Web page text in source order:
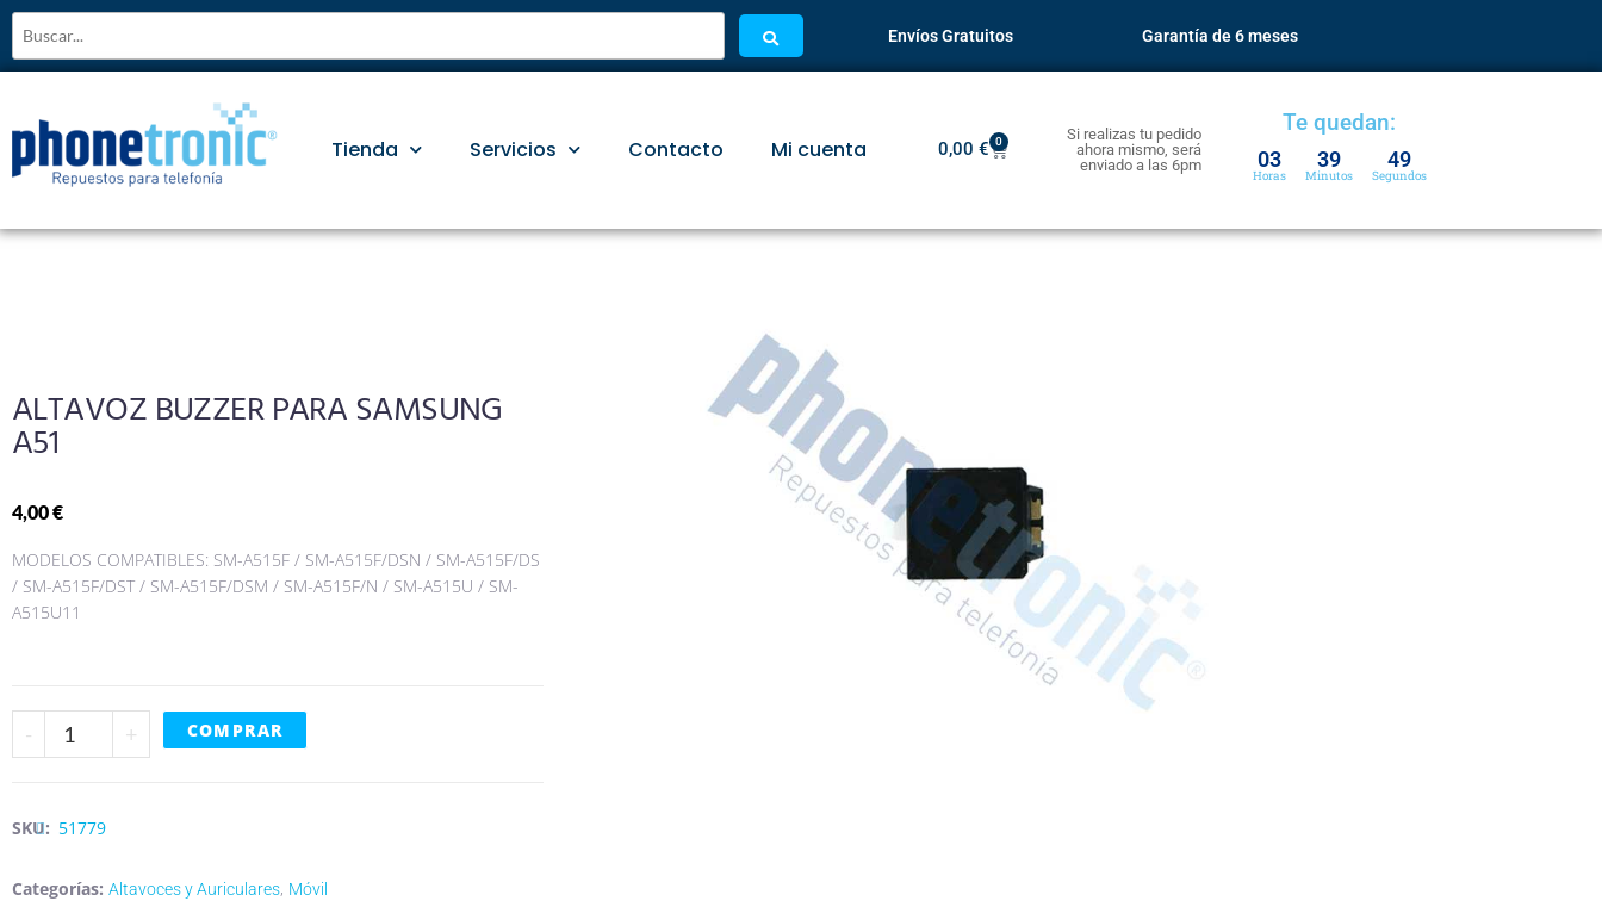
Envíos Gratuitos Garantía de 6 meses
Tienda Servicios Contacto Mi cuenta 0,00€ 0
Si realizas tu pedido
ahora mismo, será
enviado a las 6pm
Te quedan:
03
Horas
39
Minutos
49
Segundos
ALTAVOZ BUZZER PARA SAMSUNG
A51
4,00€
MODELOS COMPATIBLES: SM-A515F / SM-A515F/DSN / SM-A515F/DS
/ SM-A515F/DST / SM-A515F/DSM / SM-A515F/N / SM-A515U / SM-
A515U11
- + COMPRAR
SKU: 51779
Categorías: Altavoces y Auriculares, Móvil